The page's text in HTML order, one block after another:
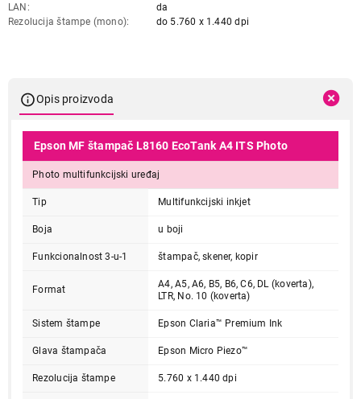
LAN
da
Rezolucija štampe (mono)
do 5.760 x 1.440 dpi
Opis proizvoda
Epson MF štampač L8160 EcoTank A4 ITS Photo
Photo multifunkcijski uređaj
Tip Multifunkcijski inkjet
Boja u boji
Funkcionalnost 3-u-1 štampač, skener, kopir
Format
A4, A5, A6, B5, B6, C6, DL (koverta),
LTR, No. 10 (koverta)
Sistem štampe Epson Claria™ Premium Ink
Glava štampača Epson Micro Piezo™
Rezolucija štampe 5.760 x 1.440 dpi